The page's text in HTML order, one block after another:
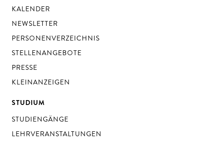
KALENDER
NEWSLETTER
PERSONENVERZEICHNIS
STELLENANGEBOTE
PRESSE
KLEINANZEIGEN
STUDIUM
STUDIENGÄNGE
LEHRVERANSTALTUNGEN